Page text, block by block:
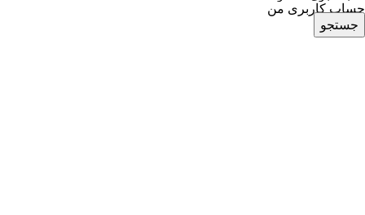
جستجو
حساب کاربری من